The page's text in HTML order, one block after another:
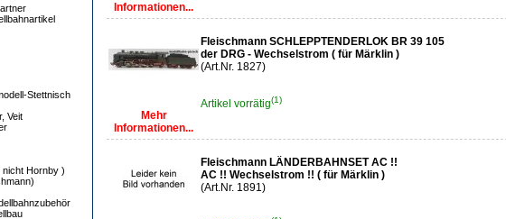
Stettnisch
Veit
nicht Hornby )
Informationen...
Mehr
Informationen...
Fleischmann SCHLEPPTENDERLOK BR 39 105
der DRG - Wechselstrom ( für Märklin )
(Art.Nr. 1827)
Artikel vorrätig(1)
Fleischmann LÄNDERBAHNSET AC !!
AC !! Wechselstrom !! ( für Märklin )
(Art.Nr. 1891)